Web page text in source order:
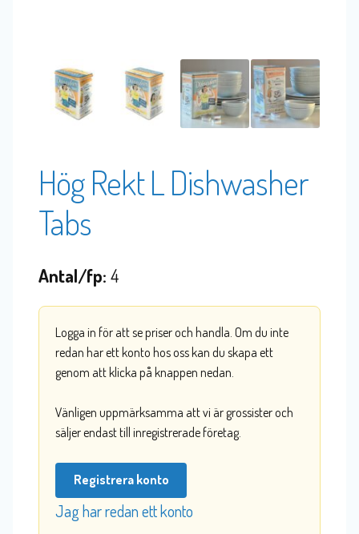
Hög Rekt L Dishwasher
Tabs
Antal/fp: 4
Logga in för att se priser och handla. Om du inte
redan har ett konto hos oss kan du skapa ett
genom att klicka på knappen nedan.
Vänligen uppmärksamma att vi är grossister och
säljer endast till inregistrerade företag.
Registrera konto
Jag har redan ett konto